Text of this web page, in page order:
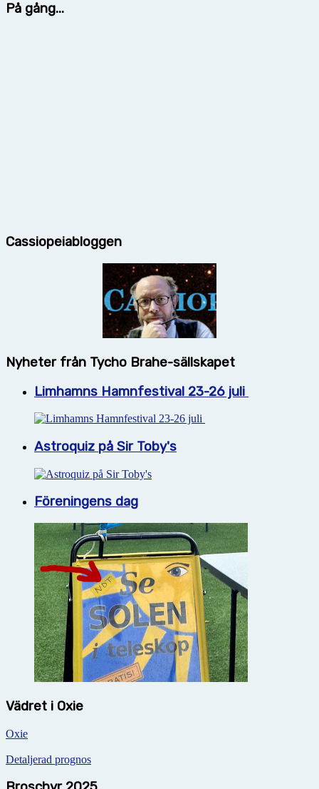
På gång...
Cassiopeiabloggen
Nyheter från Tycho Brahe-sällskapet
Limhamns Hamnfestival 23-26 juli
Astroquiz på Sir Toby's
Föreningens dag
Vädret i Oxie
Oxie
Detaljerad prognos